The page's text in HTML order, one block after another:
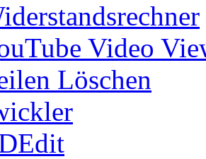
Video
Löschen